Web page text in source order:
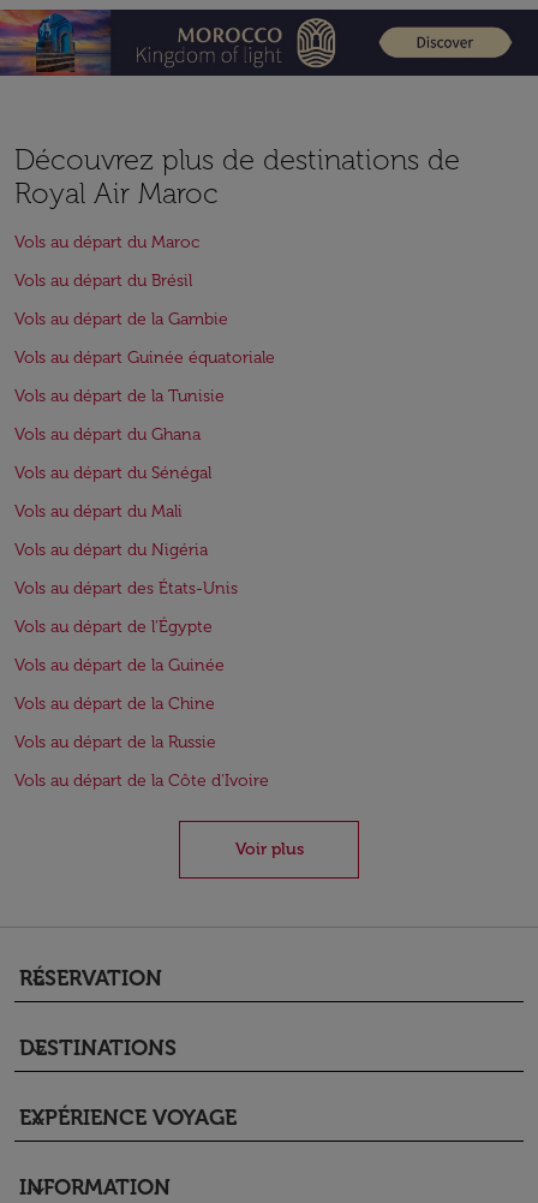
Découvrez plus de destinations de
Royal Air Maroc
Vols au départ du Maroc
Vols au départ du Brésil
Vols au départ de la Gambie
Vols au départ Guinée équatoriale
Vols au départ de la Tunisie
Vols au départ du Ghana
Vols au départ du Sénégal
Vols au départ du Mali
Vols au départ du Nigéria
Vols au départ des États-Unis
Vols au départ de l'Égypte
Vols au départ de la Guinée
Vols au départ de la Chine
Vols au départ de la Russie
Vols au départ de la Côte d'Ivoire
Voir plus
RÉSERVATION
keyboard_arrow_down
DESTINATIONS
keyboard_arrow_down
EXPÉRIENCE VOYAGE
keyboard_arrow_down
INFORMATION
keyboard_arrow_down